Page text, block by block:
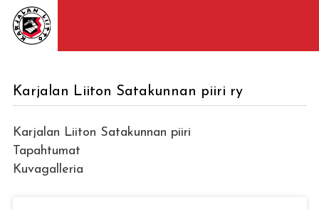
Karjalan Liiton Satakunnan piiri ry
Karjalan Liiton Satakunnan piiri
Tapahtumat
Kuvagalleria